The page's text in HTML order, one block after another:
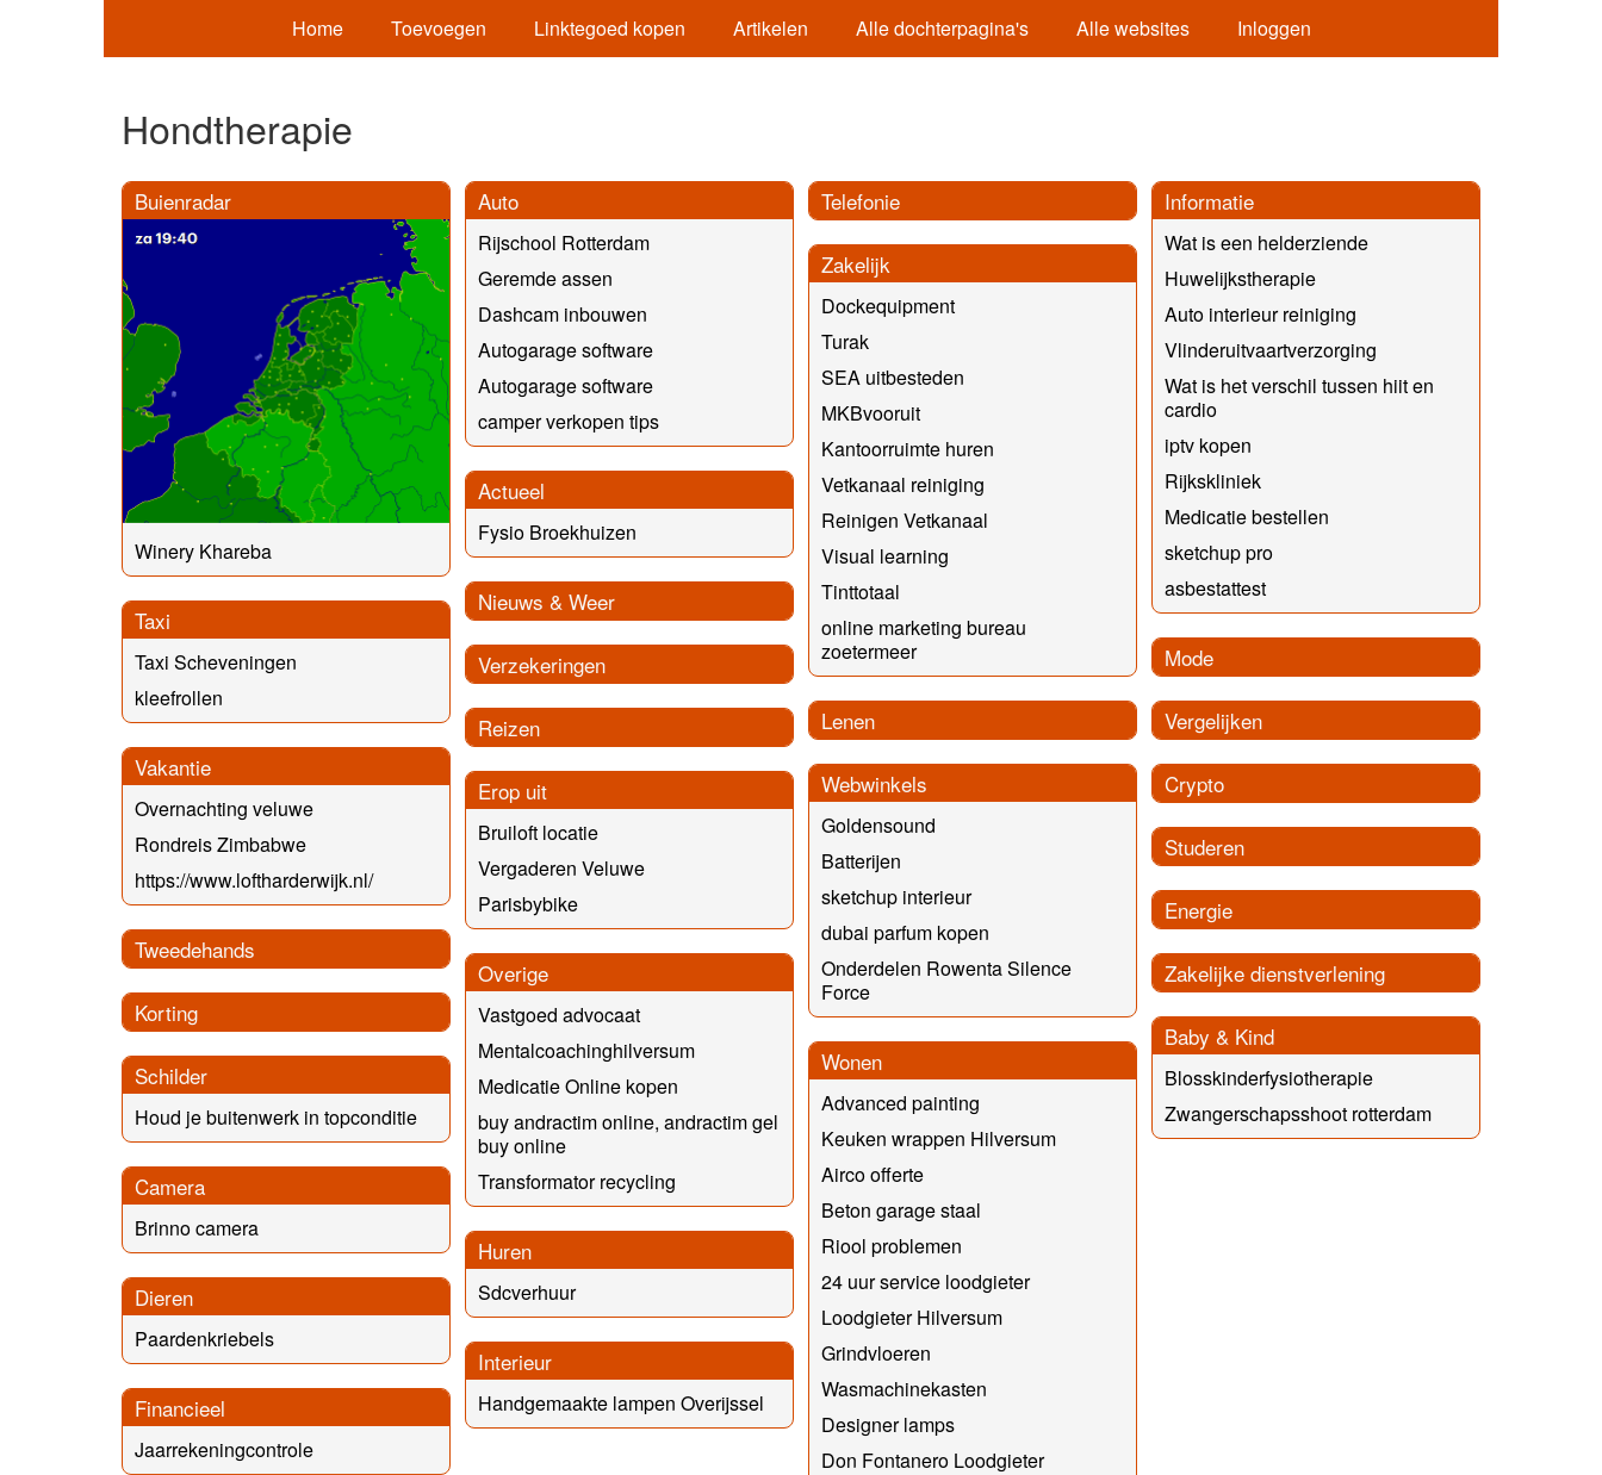
Home Toevoegen Linktegoed kopen Artikelen Alle dochterpagina's Alle websites Inloggen
Hondtherapie
Buienradar
Winery Khareba
Taxi
Taxi Scheveningen
kleefrollen
Vakantie
Overnachting veluwe
Rondreis Zimbabwe
https://www.loftharderwijk.nl/
Tweedehands
Korting
Schilder
Houd je buitenwerk in topconditie
Camera
Brinno camera
Dieren
Paardenkriebels
Financieel
Jaarrekeningcontrole
Auto
Rijschool Rotterdam
Geremde assen
Dashcam inbouwen
Autogarage software
Autogarage software
camper verkopen tips
Actueel
Fysio Broekhuizen
Nieuws & Weer
Verzekeringen
Reizen
Erop uit
Bruiloft locatie
Vergaderen Veluwe
Parisbybike
Overige
Vastgoed advocaat
Mentalcoachinghilversum
Medicatie Online kopen
buy andractim online, andractim gel
buy online
Transformator recycling
Huren
Sdcverhuur
Interieur
Handgemaakte lampen Overijssel
Telefonie
Zakelijk
Dockequipment
Turak
SEA uitbesteden
MKBvooruit
Kantoorruimte huren
Vetkanaal reiniging
Reinigen Vetkanaal
Visual learning
Tinttotaal
online marketing bureau
zoetermeer
Lenen
Webwinkels
Goldensound
Batterijen
sketchup interieur
dubai parfum kopen
Onderdelen Rowenta Silence
Force
Wonen
Advanced painting
Keuken wrappen Hilversum
Airco offerte
Beton garage staal
Riool problemen
24 uur service loodgieter
Loodgieter Hilversum
Grindvloeren
Wasmachinekasten
Designer lamps
Don Fontanero Loodgieter
Informatie
Wat is een helderziende
Huwelijkstherapie
Auto interieur reiniging
Vlinderuitvaartverzorging
Wat is het verschil tussen hiit en
cardio
iptv kopen
Rijkskliniek
Medicatie bestellen
sketchup pro
asbestattest
Mode
Vergelijken
Crypto
Studeren
Energie
Zakelijke dienstverlening
Baby & Kind
Blosskinderfysiotherapie
Zwangerschapsshoot rotterdam